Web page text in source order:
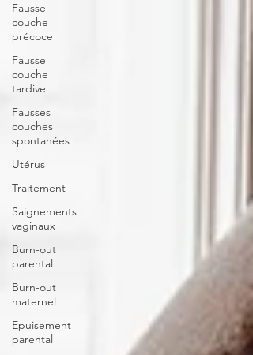
Fausse
couche
précoce
Fausse
couche
tardive
Fausses
couches
spontanées
Utérus
Traitement
Saignements
vaginaux
Burn-out
parental
Burn-out
maternel
Epuisement
parental